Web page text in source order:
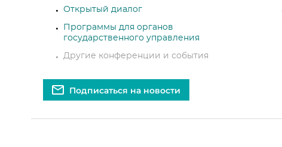
Открытый диалог
Программы для органов
государственного управления
Другие конференции и события
Подписаться на новости